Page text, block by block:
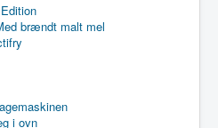
brændt malt mel
i ovn